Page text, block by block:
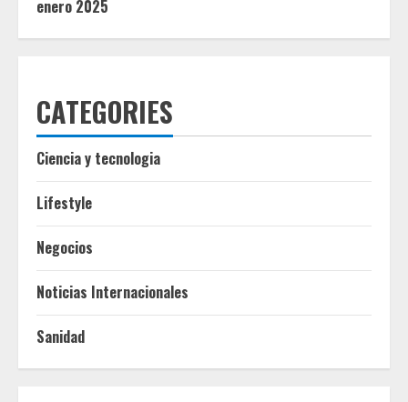
enero 2025
CATEGORIES
Ciencia y tecnologia
Lifestyle
Negocios
Noticias Internacionales
Sanidad